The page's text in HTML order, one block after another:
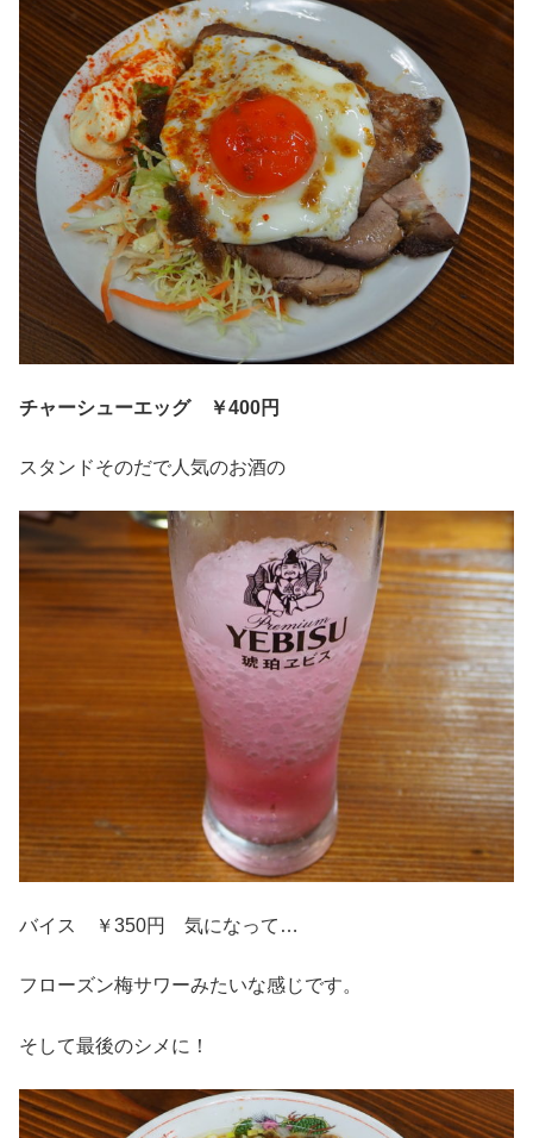
チャーシューエッグ ￥400円
スタンドそのだで人気のお酒の
バイス ￥350円 気になって…
フローズン梅サワーみたいな感じです。
そして最後のシメに！